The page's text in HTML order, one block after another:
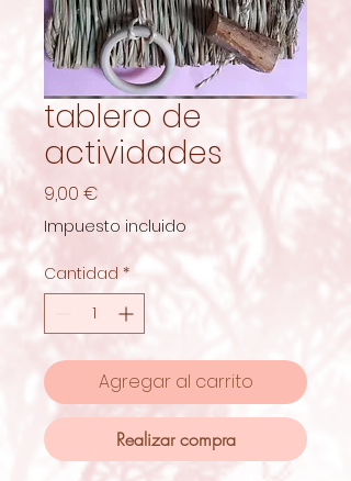
tablero de
actividades
9,00 €
Impuesto incluido
Cantidad *
Agregar al carrito
Realizar compra